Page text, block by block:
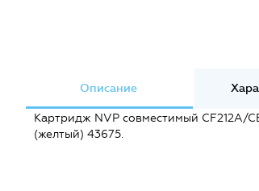
Описание
Картридж NVP совместимый CF212A/
(желтый) 43675.